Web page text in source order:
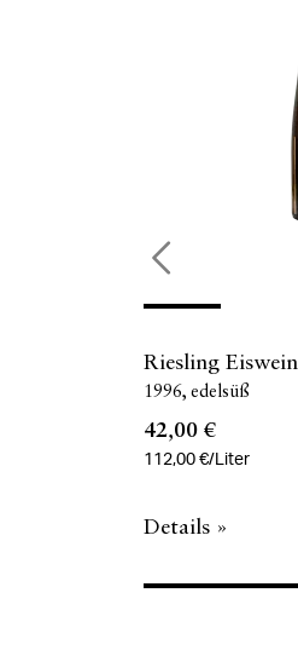
Riesling
1996 edelsüß
42,00 €
112,00 €/Liter
Details »